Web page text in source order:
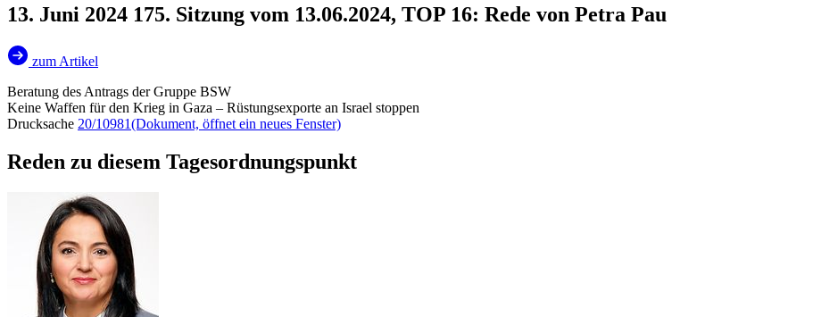
13. Juni 2024 175. Sitzung vom 13.06.2024, TOP 16: Rede von Petra Pau
zum Artikel
Beratung des Antrags der Gruppe BSW
Keine Waffen für den Krieg in Gaza – Rüstungsexporte an Israel stoppen
Drucksache 20/10981(Dokument, öffnet ein neues Fenster)
Reden zu diesem Tagesordnungspunkt